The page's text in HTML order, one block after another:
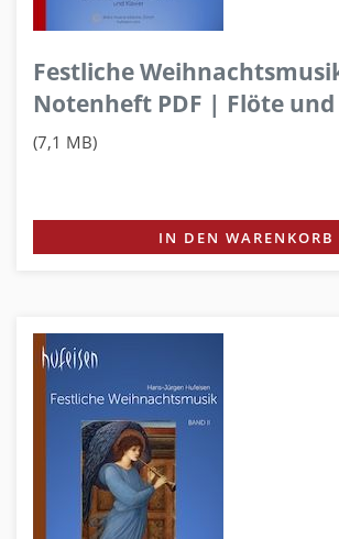
Festliche
Notenheft PDF | Flöte
(7,1 MB)
IN DEN WARENKORB